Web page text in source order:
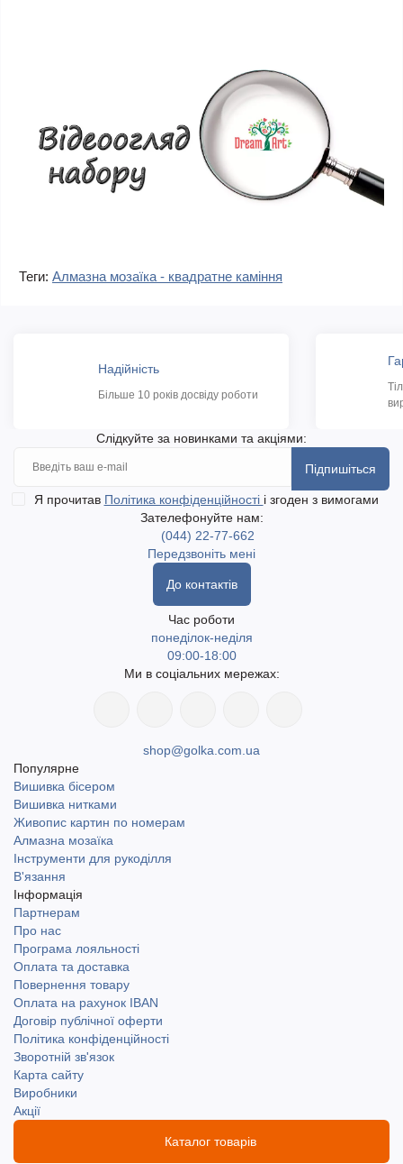
Теги: Алмазна мозаїка - квадратне каміння
Надійність
Більше 10 років досвіду роботи
Слідкуйте за новинками та акціями:
Підпишіться
Я прочитав Політика конфіденційності і згоден з вимогами
Зателефонуйте нам:
(044) 22-77-662
Передзвоніть мені
До контактів
Час роботи
понеділок-неділя
09:00-18:00
Ми в соціальних мережах:
shop@golka.com.ua
Популярне
Вишивка бісером
Вишивка нитками
Живопис картин по номерам
Алмазна мозаїка
Інструменти для рукоділля
В'язання
Інформація
Партнерам
Про нас
Програма лояльності
Оплата та доставка
Повернення товару
Оплата на рахунок IBAN
Договір публічної оферти
Політика конфіденційності
Зворотній зв'язок
Карта сайту
Виробники
Акції
Каталог товарів